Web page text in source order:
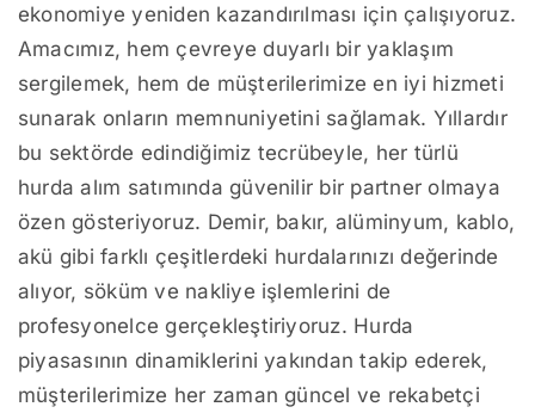
ekonomiye yeniden kazandırılması için çalışıyoruz.
Amacımız, hem çevreye duyarlı bir yaklaşım
sergilemek, hem de müşterilerimize en iyi hizmeti
sunarak onların memnuniyetini sağlamak. Yıllardır
bu sektörde edindiğimiz tecrübeyle, her türlü
hurda alım satımında güvenilir bir partner olmaya
özen gösteriyoruz. Demir, bakır, alüminyum, kablo,
akü gibi farklı çeşitlerdeki hurdalarınızı değerinde
alıyor, söküm ve nakliye işlemlerini de
profesyonelce gerçekleştiriyoruz. Hurda
piyasasının dinamiklerini yakından takip ederek,
müşterilerimize her zaman güncel ve rekabetçi